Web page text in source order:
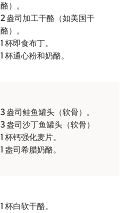
酪）。
2 盎司加工干酪（如美国干
酪）。
1 杯即食布丁。
1 杯通心粉和奶酪。
3 盎司鲑鱼罐头（软骨）。
3 盎司沙丁鱼罐头（软骨）
1 杯钙强化麦片。
1 盎司希腊奶酪。
1 杯白软干酪。